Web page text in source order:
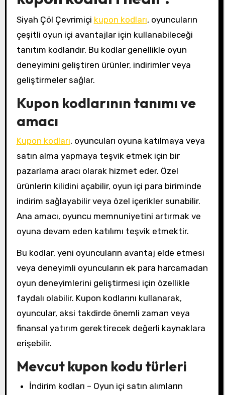
Siyah Çöl Çevrimiçi kupon kodları, oyuncuların
çeşitli oyun içi avantajlar için kullanabileceği
tanıtım kodlarıdır. Bu kodlar genellikle oyun
deneyimini geliştiren ürünler, indirimler veya
geliştirmeler sağlar.
Kupon kodlarının tanımı ve
amacı
Kupon kodları, oyuncuları oyuna katılmaya veya
satın alma yapmaya teşvik etmek için bir
pazarlama aracı olarak hizmet eder. Özel
ürünlerin kilidini açabilir, oyun içi para biriminde
indirim sağlayabilir veya özel içerikler sunabilir.
Ana amacı, oyuncu memnuniyetini artırmak ve
oyuna devam eden katılımı teşvik etmektir.
Bu kodlar, yeni oyuncuların avantaj elde etmesi
veya deneyimli oyuncuların ek para harcamadan
oyun deneyimlerini geliştirmesi için özellikle
faydalı olabilir. Kupon kodlarını kullanarak,
oyuncular, aksi takdirde önemli zaman veya
finansal yatırım gerektirecek değerli kaynaklara
erişebilir.
Mevcut kupon kodu türleri
İndirim kodları – Oyun içi satın alımların